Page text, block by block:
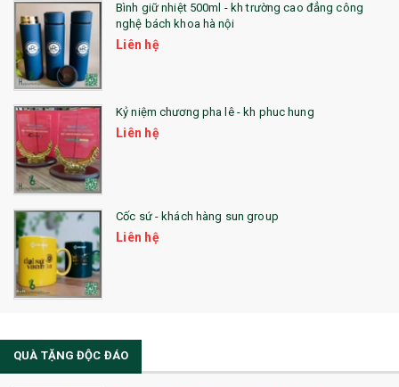
Bình giữ nhiệt 500ml - kh trường cao đẳng công
nghệ bách khoa hà nội
Liên hệ
Kỷ niệm chương pha lê - kh phuc hung
Liên hệ
Cốc sứ - khách hàng sun group
Liên hệ
QUÀ TẶNG ĐỘC ĐÁO